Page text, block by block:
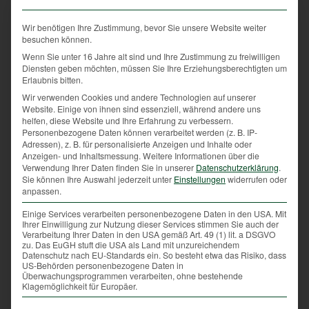
Rücksichtnahme im Gepäck haben. Diskretion lautet
das Gebot der Stunde für Spaziergänger, Läufer und
Mountainbiker in Feld und Flur. Denn zur Zeit der
kleinen Rehkitze und Junghasen kann menschliche
Gedankenlosigkeit für Tierbabys und Jungtiere
schwerwiegende Folgen haben.
Keine einsamen Hasen
Oft ist es auch falsch verstandene Hilfe, die den
tierischen Nachwuchs in Bedrängnis bringt, wie sich
etwa am Beispiel des Feldhasen zeigt. Die scheinbar
einsam und verlassenen Jungtiere befinden sich
nämlich meist in der Obhut von fürsorglichen
Hasenmüttern und sollten keinesfalls mit nach Hause
genommen werden.
Alle Feldhasenmütter säugen ihre Jungen meist nur
Wir benötigen Ihre Zustimmung, bevor Sie unsere Website weiter
besuchen können.
Wenn Sie unter 16 Jahre alt sind und Ihre Zustimmung zu freiwilligen
Diensten geben möchten, müssen Sie Ihre Erziehungsberechtigten um
Erlaubnis bitten.
Wir verwenden Cookies und andere Technologien auf unserer
Website. Einige von ihnen sind essenziell, während andere uns
helfen, diese Website und Ihre Erfahrung zu verbessern.
Personenbezogene Daten können verarbeitet werden (z. B. IP-
Adressen), z. B. für personalisierte Anzeigen und Inhalte oder
Anzeigen- und Inhaltsmessung. Weitere Informationen über die
Verwendung Ihrer Daten finden Sie in unserer Datenschutzerklärung.
Sie können Ihre Auswahl jederzeit unter Einstellungen widerrufen oder
anpassen.
Einige Services verarbeiten personenbezogene Daten in den USA. Mit
Ihrer Einwilligung zur Nutzung dieser Services stimmen Sie auch der
Verarbeitung Ihrer Daten in den USA gemäß Art. 49 (1) lit. a DSGVO
zu. Das EuGH stuft die USA als Land mit unzureichendem
Datenschutz nach EU-Standards ein. So besteht etwa das Risiko, dass
US-Behörden personenbezogene Daten in
Überwachungsprogrammen verarbeiten, ohne bestehende
Klagemöglichkeit für Europäer.